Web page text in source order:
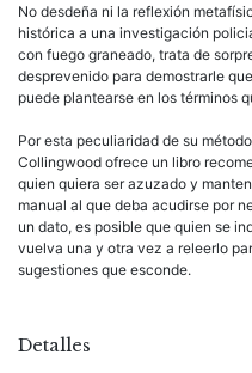
No desdeña ni la reflexión
histórica a una investigación
con fuego graneado, trata de
desprevenido para demostrarle
puede plantearse en los términos
Por esta peculiaridad de su
Collingwood ofrece un libro
quien quiera ser azuzado y
manual al que deba acudirse por
un dato, es posible que quien se
vuelva una y otra vez a releerlo
sugestiones que esconde.
Detalles